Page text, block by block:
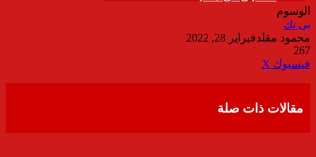
الوسوم
بى تك
محمود مقلدفبراير 28, 2022
267
فيسبوك ‫X
مقالات ذات صلة